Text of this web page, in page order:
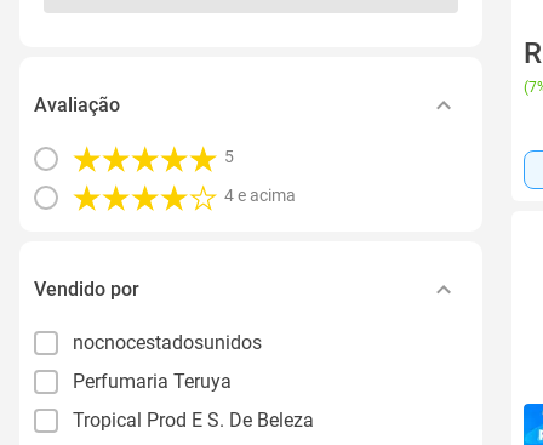
Avaliação
5
4 e acima
Vendido por
nocnocestadosunidos
Perfumaria Teruya
Tropical Prod E S. De Beleza
(